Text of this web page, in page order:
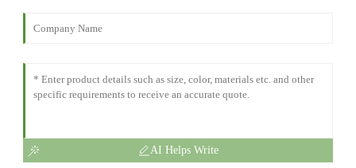
AI Helps Write